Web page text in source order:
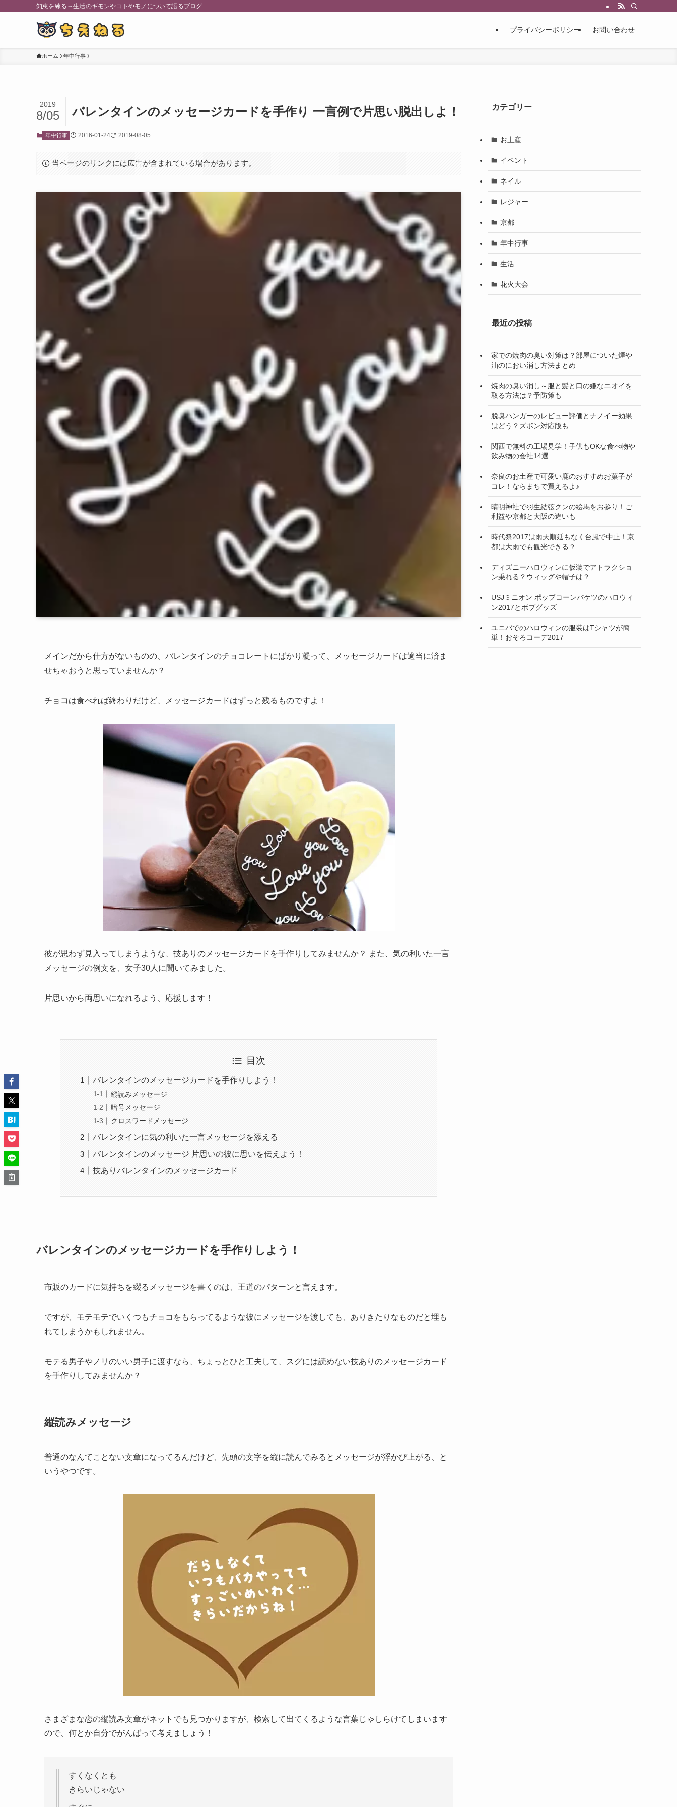
知恵を練る～生活のギモンやコトやモノについて語るブログ
プライバシーポリシー お問い合わせ
ホーム 年中行事
バレンタインのメッセージカードを手作り 一言例で片思い脱出しよ！
2019
8/05
年中行事 2016-01-24 2019-08-05
当ページのリンクには広告が含まれている場合があります。
メインだから仕方がないものの、バレンタインのチョコレートにばかり凝って、メッセージカードは適当に済ま
せちゃおうと思っていませんか？
チョコは食べれば終わりだけど、メッセージカードはずっと残るものですよ！
彼が思わず見入ってしまうような、技ありのメッセージカードを手作りしてみませんか？ また、気の利いた一言
メッセージの例文を、女子30人に聞いてみました。
片思いから両思いになれるよう、応援します！
目次
バレンタインのメッセージカードを手作りしよう！
縦読みメッセージ
暗号メッセージ
クロスワードメッセージ
バレンタインに気の利いた一言メッセージを添える
バレンタインのメッセージ 片思いの彼に思いを伝えよう！
技ありバレンタインのメッセージカード
バレンタインのメッセージカードを手作りしよう！
市販のカードに気持ちを綴るメッセージを書くのは、王道のパターンと言えます。
ですが、モテモテでいくつもチョコをもらってるような彼にメッセージを渡しても、ありきたりなものだと埋も
れてしまうかもしれません。
モテる男子やノリのいい男子に渡すなら、ちょっとひと工夫して、
スグには読めない技ありのメッセージカード
を手作りしてみませんか？
縦読みメッセージ
普通のなんてことない文章になってるんだけど、 先頭の文字を縦に読んでみる とメッセージが浮かび上がる、と
いうやつです。
さまざまな恋の縦読み文章がネットでも見つかりますが、検索して出てくるような言葉じゃしらけてしまいます
ので、何とか自分でがんばって考えましょう！
すくなくとも
きらいじゃない
カテゴリー
お土産
イベント
ネイル
レジャー
京都
年中行事
生活
花火大会
最近の投稿
家での焼肉の臭い対策は？部屋についた煙や
油のにおい消し方法まとめ
焼肉の臭い消し～服と髪と口の嫌なニオイを
取る方法は？予防策も
脱臭ハンガーのレビュー評価とナノイー効果
はどう？ズボン対応版も
関西で無料の工場見学！子供もOKな食べ物や
飲み物の会社14選
奈良のお土産で可愛い鹿のおすすめお菓子が
コレ！ならまちで買えるよ♪
晴明神社で羽生結弦クンの絵馬をお参り！ご
利益や京都と大阪の違いも
時代祭2017は雨天順延もなく台風で中止！京
都は大雨でも観光できる？
ディズニーハロウィンに仮装でアトラクショ
ン乗れる？ウィッグや帽子は？
USJミニオン ポップコーンバケツのハロウィ
ン2017とボブグッズ
ユニバでのハロウィンの服装はTシャツが簡
単！おそろコーデ2017